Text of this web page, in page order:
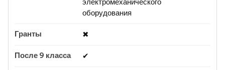
оборудования
✖
✔